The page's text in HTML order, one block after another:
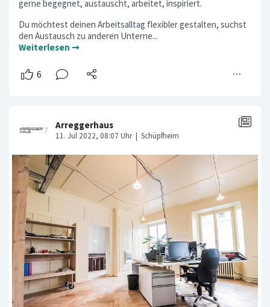
gerne begegnet, austauscht, arbeitet, inspiriert.
Du möchtest deinen Arbeitsalltag flexibler gestalten, suchst
den Austausch zu anderen Unterne...
Weiterlesen ➞